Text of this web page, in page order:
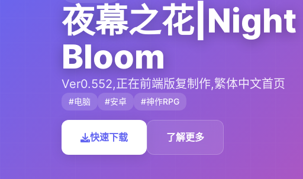
夜幕之花|Night
Bloom
Ver0.552,正在前端版复制作,繁体中文首页
#电脑 #安卓 #神作RPG
快速下载 了解更多